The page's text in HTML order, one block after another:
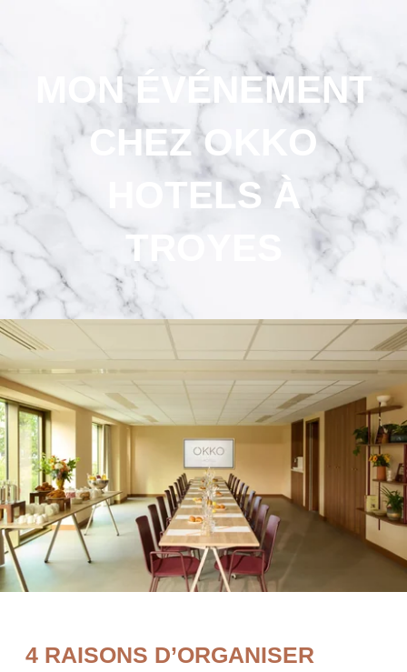
MON ÉVÉNEMENT
CHEZOKKO
HOTELS À
TROYES
4 RAISONS D’ORGANISER
OKKO
Hotels
Troyes
Centre
Choisissez votre hôtel :
OKKO Hotels Paris
Gare de l'Est
OKKO Hotels Paris
Porte de Versailles
OKKO Hotels Paris
Rueil-Malmaison
OKKO Hotels Nantes
Château